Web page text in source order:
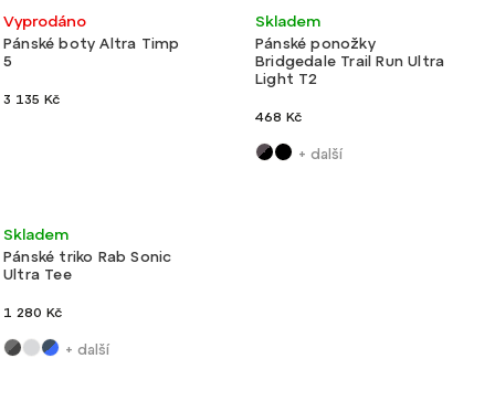
Akce Ultralehké
Pánské boty Altra Timp
5
Vyprodáno
3 135 Kč
Ultralehké
Pánské ponožky
Bridgedale Trail Run Ultra
Light T2
Skladem
468 Kč
+ další
Ultralehké
Pánské triko Rab Sonic
Ultra Tee
Skladem
1 280 Kč
+ další